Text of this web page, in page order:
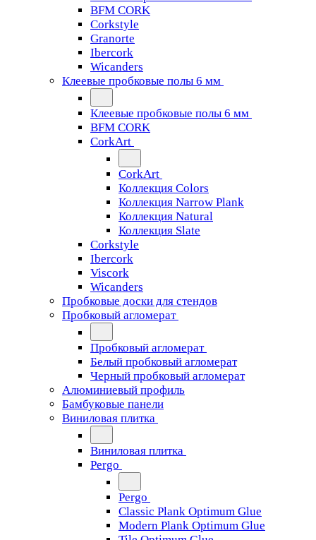
BFM CORK
Corkstyle
Granorte
Ibercork
Wicanders
Клеевые пробковые полы 6 мм
Клеевые пробковые полы 6 мм
BFM CORK
CorkArt
CorkArt
Коллекция Colors
Коллекция Narrow Plank
Коллекция Natural
Коллекция Slate
Corkstyle
Ibercork
Viscork
Wicanders
Пробковые доски для стендов
Пробковый агломерат
Пробковый агломерат
Белый пробковый агломерат
Черный пробковый агломерат
Алюминиевый профиль
Бамбуковые панели
Виниловая плитка
Виниловая плитка
Pergo
Pergo
Classic Plank Optimum Glue
Modern Plank Optimum Glue